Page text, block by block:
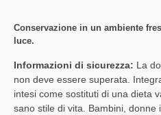
Conservazione in un ambiente
luce.
Informazioni di sicurezza: La
non deve essere superata.
intesi come sostituti di una dieta
sano stile di vita. Bambini,